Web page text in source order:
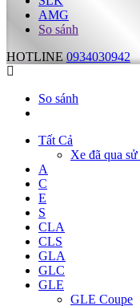
AMG
So sánh
HOTLINE 0934030942
So sánh
Tất Cả
Xe đã qua
A
C
E
S
CLA
CLS
GLA
GLC
GLE
GLE Coupe